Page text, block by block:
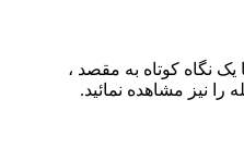
یک نگاه کوتاه به مقصد ،
را نیز مشاهده نمائید.